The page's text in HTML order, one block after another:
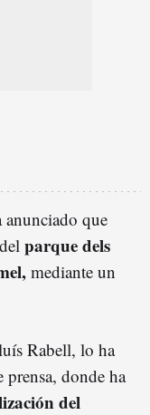
anunciado que
parque dels
mediante un
Rabell, lo ha
prensa, donde ha
del